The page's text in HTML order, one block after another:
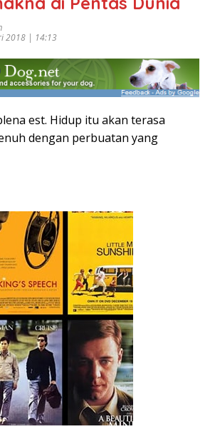
2018 | 14:13
est. Hidup itu akan terasa
dengan perbuatan yang